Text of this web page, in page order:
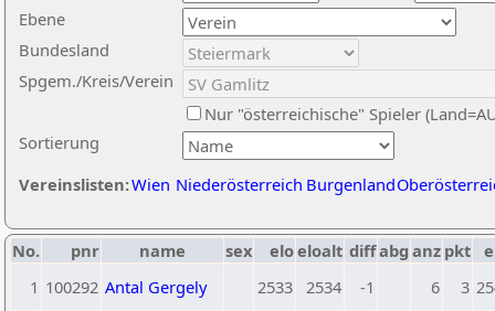
Ebene
Sortierung
Bundesland
Spgem./Kreis/Verein
Nur "österreichische" Spieler
Vereinslisten:Wien Niederösterreich Burgenland
No. pnr name sex eloeloalt diffabg anz pkt
1 100292 Antal Gergely 2533 2534 -1 6 3